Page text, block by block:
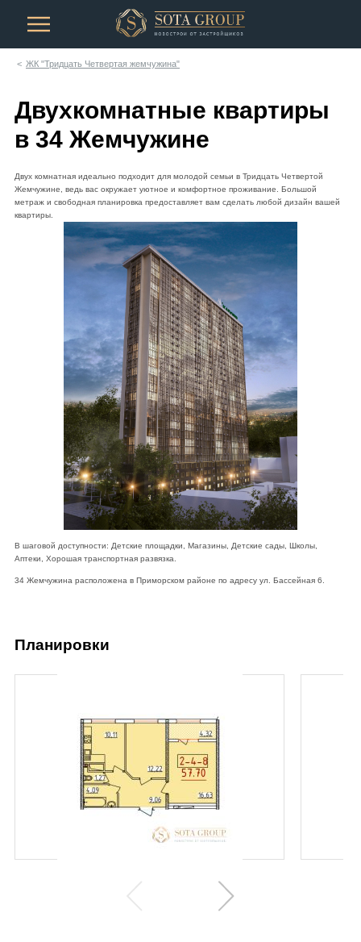
ЖК "Тридцать Четвертая жемчужина"
Двухкомнатные квартиры
в 34 Жемчужине
Двух комнатная идеально подходит для молодой семьи в Тридцать Четвертой
Жемчужине, ведь вас окружает уютное и комфортное проживание. Большой
метраж и свободная планировка предоставляет вам сделать любой дизайн вашей
квартиры.
В шаговой доступности: Детские площадки, Магазины, Детские сады, Школы,
Аптеки, Хорошая транспортная развязка.
34 Жемчужина расположена в Приморском районе по адресу ул. Бассейная 6.
Планировки